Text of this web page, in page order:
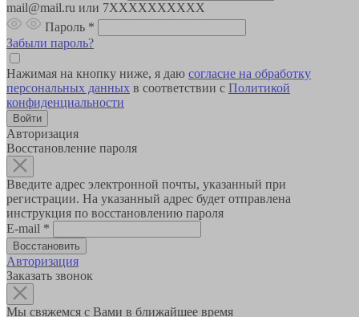
mail@mail.ru или 7XXXXXXXXXX
Пароль *
Забыли пароль?
Нажимая на кнопку ниже, я даю согласие на обработку
персональных данных в соответствии с Политикой
конфиденциальности
Авторизация
Восстановление пароля
Введите адрес электронной почты, указанный при
регистрации. На указанный адрес будет отправлена
инструкция по восстановлению пароля
E-mail *
Авторизация
Заказать звонок
Мы свяжемся с Вами в ближайшее время